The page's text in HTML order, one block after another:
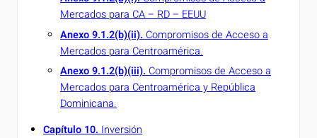
Mercados para CA – RD – EEUU
Anexo 9.1.2(b)(ii). Compromisos de Acceso a
Mercados para Centroamérica.
Anexo 9.1.2(b)(iii). Compromisos de Acceso a
Mercados para Centroamérica y República
Dominicana.
Capítulo 10. Inversión